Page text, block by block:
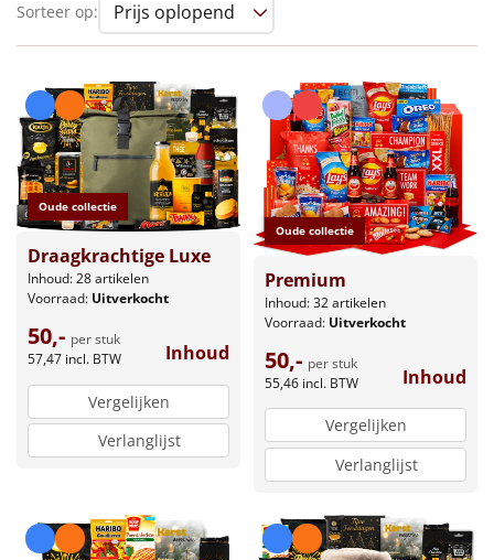
Origineel
Luxe
Mannen
Vrouwen
Duurzaam
Leuke
Goedkope
Artikel
Sorteer op:
Oude collectie
Draagkrachtige Luxe
Inhoud: 28 artikelen
Voorraad: Uitverkocht
50,- per stuk
57,47 incl. BTW Inhoud
Vergelijken
Verlanglijst
Oude collectie
Premium
Inhoud: 32 artikelen
Voorraad: Uitverkocht
50,- per stuk
55,46 incl. BTW Inhoud
Vergelijken
Verlanglijst